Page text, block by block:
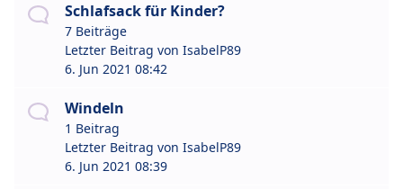
Schlafsack für Kinder?
7 Beiträge
Letzter Beitrag von IsabelP89
6. Jun 2021 08:42
Windeln
1 Beitrag
Letzter Beitrag von IsabelP89
6. Jun 2021 08:39